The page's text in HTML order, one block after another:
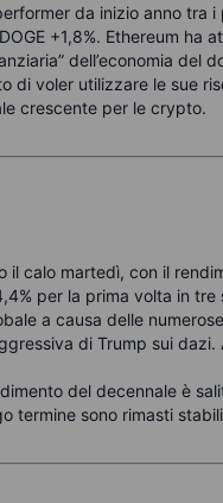
da inizio anno tra
+1,8%. Ethereum
dell’economia
di voler utilizzare le sue
crescente per le crypto.
il calo martedì, con il
per la prima volta in
a causa delle
di Trump sui
del decennale è
termine sono rimasti stabili